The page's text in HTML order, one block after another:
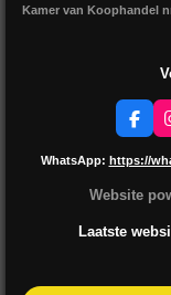
Kamer van Koophandel
F
a
c
b
k
WhatsApp: https://
Website
Laatste